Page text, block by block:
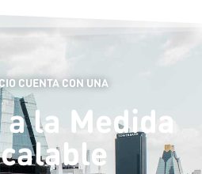
CUENTA CON UNA
la Medida